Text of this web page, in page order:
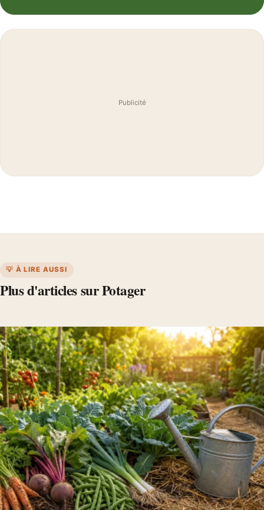
Publicité
💡 À LIRE AUSSI
Plus d'articles sur Potager